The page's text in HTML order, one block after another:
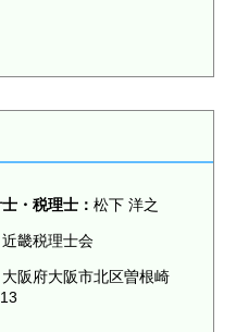
・税理士：松下 洋之
近畿税理士会
大阪府大阪市北区曽根崎